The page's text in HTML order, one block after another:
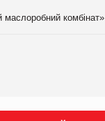
маслоробний комбінат»